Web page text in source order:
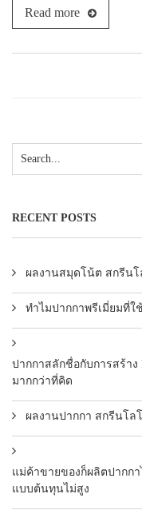
Read more
RECENT POSTS
ผลงานสมุดโน้ต สกรีน
ทำไมปากกาพรีเมี่ยมที่ใ
ปากกาสลักชื่อกับการสร้าง
มากกว่าที่คิด
ผลงานปากกา สกรีนโลโ
แม่ค้าขายของก็ผลิตปากก
แบบต้นทุนไม่สูง